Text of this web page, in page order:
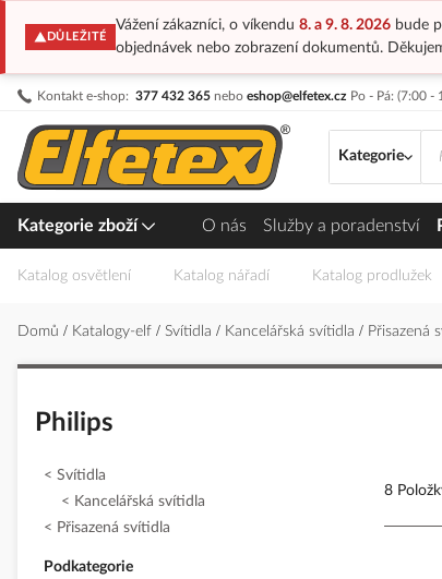
DŮLEŽITÉ
Vážení zákazníci, o víkendu 8. a 9. 8. 2026bude
objednávek nebo zobrazení dokumentů.
Kontakt e-shop: 377 432 365 nebo eshop@elfetex.cz Po - Pá: (7:00 -
Přejít
obsah
Kategorie
Kategorie zboží O nás Služby a poradenství
Katalog osvětlení Katalog nářadí Katalog prodlužek
Domů Katalogy-elf Svítidla Kancelářská svítidla Přisazená
Philips
8
Svítidla
Kancelářská svítidla
Přisazená svítidla
Podkategorie